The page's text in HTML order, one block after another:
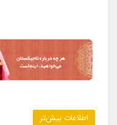
اطلاعات بیش‌تر